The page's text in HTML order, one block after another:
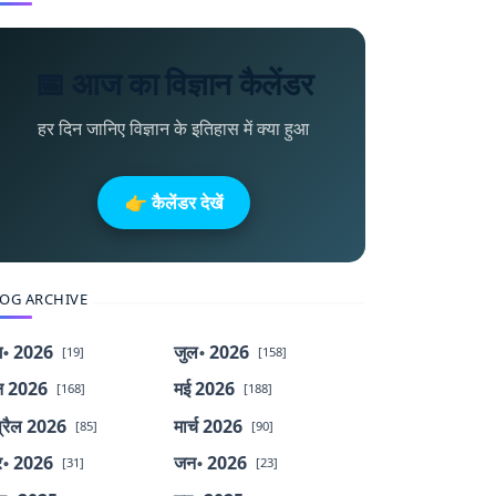
📅 आज का विज्ञान कैलेंडर
हर दिन जानिए विज्ञान के इतिहास में क्या हुआ
👉 कैलेंडर देखें
ARCHIVE
2026 [19] जुल॰ 2026 [158]
2026 [168] मई 2026 [188]
2026 [85] मार्च 2026 [90]
2026 [31] जन॰ 2026 [23]